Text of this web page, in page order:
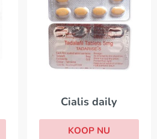
Cialis daily
KOOP NU